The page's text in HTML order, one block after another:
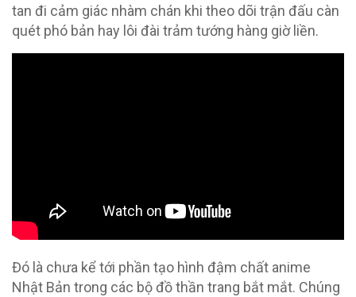
tan đi cảm giác nhàm chán khi theo dõi trận đấu càn
quét phó bản hay lôi đài trảm tướng hàng giờ liền.
Đó là chưa kể tới phần tạo hình đậm chất anime
Nhật Bản trong các bộ đồ thần trang bắt mắt. Chúng